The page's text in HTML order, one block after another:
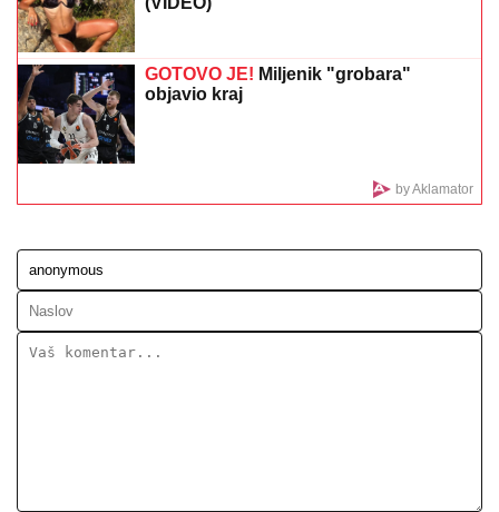
RAZVELA SE OD KOLEGE I PROCVETALA
u vrtoglavim štiklama i haljini pripijenoj uz telo
pokazala figuru nakon dva porođaj (Foto)
ČOLA PRIČAO SA ĆERKOM DOK JE
UŽIVALA NA MORULara došla na
kako je reagovala na poziv oca